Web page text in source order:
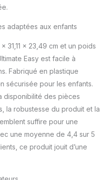
en velours
Enroulez vos
être désordonnée,
lorsque les
assurez-vous
le tablier et le
de ce kit de
pour aider à
les vêtements
cheveux de votre
ou de votre fille
votre boulanger
pour tout
adaptées aux enfants
31,11 x 23,49 cm et un poids
Easy est facile à
Fabriqué en plastique
sécurisée pour les enfants.
disponibilité des pièces
la robustesse du produit et la
suffire pour une
une moyenne de 4,4 sur 5
ce produit jouit d’une